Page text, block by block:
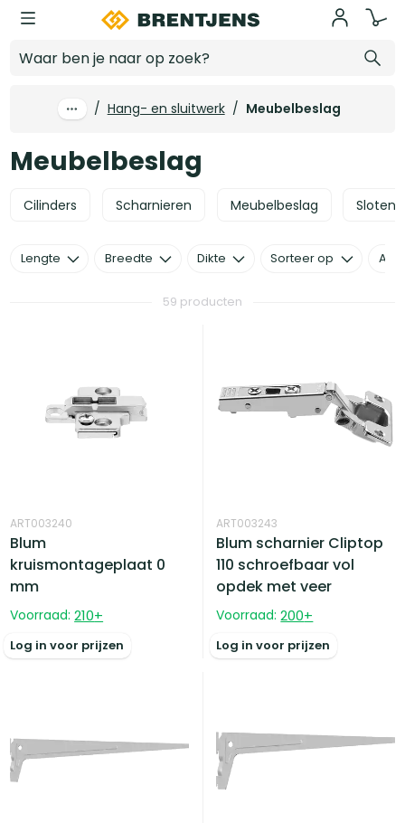
Ga naar hoofdinhoud
/ Hang- en sluitwerk / Meubelbeslag
Meubelbeslag
Cilinders Scharnieren Meubelbeslag Sloten
59 producten
ART003240
Blum
kruismontageplaat 0
mm
Voorraad: 210+
Log in voor prijzen
ART003243
Blum scharnier Cliptop
110 schroefbaar vol
opdek met veer
Voorraad: 200+
Log in voor prijzen
Lengte Breedte Dikte Sorteer op Alle